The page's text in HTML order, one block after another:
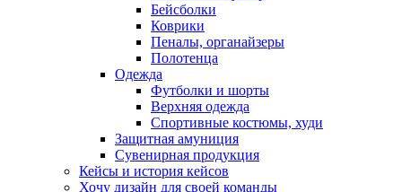
Бейсболки
Коврики
Пеналы, органайзеры
Полотенца
Одежда
Футболки и шорты
Верхняя одежда
Спортивные костюмы, худи
Защитная амуниция
Сувенирная продукция
Кейсы и история кейсов
Хочу дизайн для своей команды